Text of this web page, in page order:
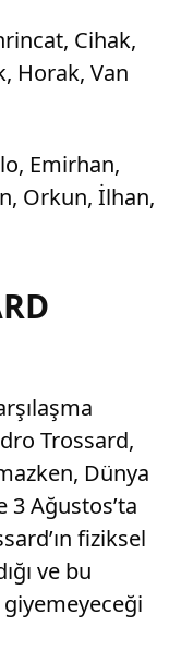
Cihak,
Horak, Van
Emirhan,
Orkun, İlhan,
Trossard,
Dünya
3 Ağustos’ta
fiziksel
ve bu